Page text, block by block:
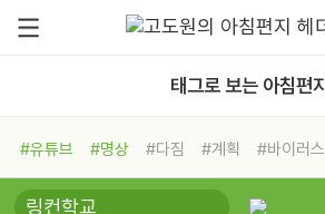
태그로 보는 아침편지
#유튜브 #명상 #다짐 #계획 #바이러스
#비전캠프
#독서캠프 #삶